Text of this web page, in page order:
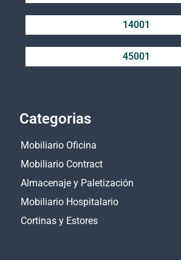
14001
45001
Categorias
Mobiliario Oficina
Mobiliario Contract
Almacenaje y Paletización
Mobiliario Hospitalario
Cortinas y Estores